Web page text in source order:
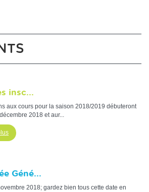
insc...
aux cours pour la saison 2018/2019 débuteront
2018 et aur...
Géné...
2018; gardez bien tous cette date en